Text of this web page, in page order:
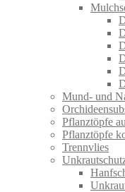
Mund- und
Pflanztöpfe
Pflanztöpfe
Trennvlies